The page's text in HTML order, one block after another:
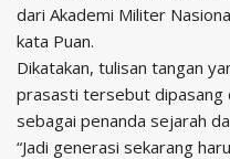
dari Akademi Militer
kata Puan.
Dikatakan, tulisan tangan
prasasti tersebut dipasang
sebagai penanda sejarah
“Jadi generasi sekarang